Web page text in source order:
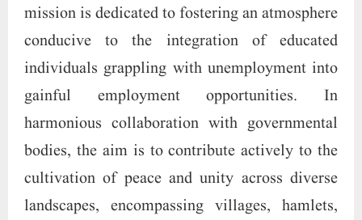
colonies or regions where the administration’s
efforts may fall short. A sincere endeavor is
underway to alleviate the challenge of usury,
replacing it with a system that champions
interest-free loans and extends support to those
aspiring to advance in every conceivable
manner. In embracing these initiatives, the
vision seeks to weave a fabric of progress,